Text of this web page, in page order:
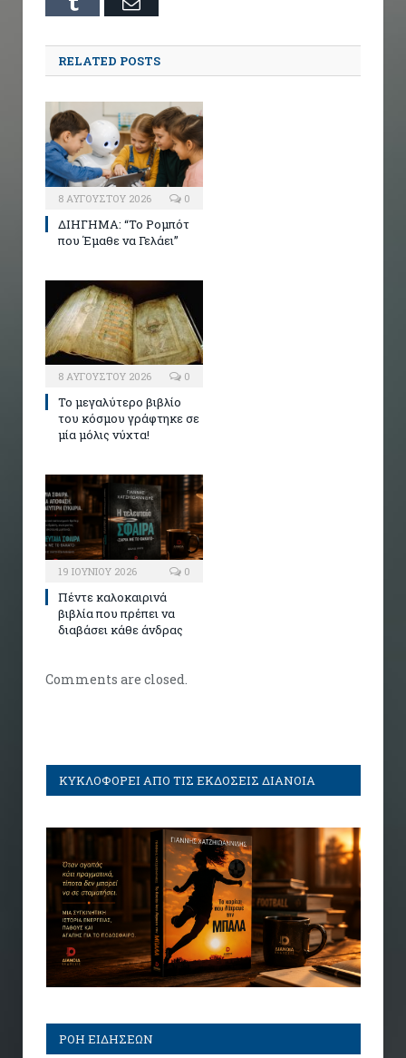
RELATED POSTS
8 ΑΥΓΟΎΣΤΟΥ 2026 0
ΔΙΗΓΗΜΑ: “Το Ρομπότ
που Έμαθε να Γελάει”
8 ΑΥΓΟΎΣΤΟΥ 2026 0
Το μεγαλύτερο βιβλίο
του κόσμου γράφτηκε σε
μία μόλις νύχτα!
19 ΙΟΥΝΊΟΥ 2026 0
Πέντε καλοκαιρινά
βιβλία που πρέπει να
διαβάσει κάθε άνδρας
Comments are closed.
ΚΥΚΛΟΦΟΡΕΙ ΑΠΟ ΤΙΣ ΕΚΔΟΣΕΙΣ ΔΙΑΝΟΙΑ
ΡΟΗ ΕΙΔΗΣΕΩΝ